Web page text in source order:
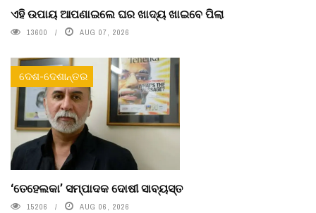
ଏହି ଉପାୟ ଆପଣାଇଲେ ଘର ଖାଦ୍ୟ ଖାଇବେ ପିଲା
13600 AUG 07, 2026
ଦେଶ-ଦେଶାନ୍ତର
‘ତେହେଲକା’ ସମ୍ପାଦକ ଦୋଷୀ ସାବ୍ୟସ୍ତ
15206 AUG 06, 2026